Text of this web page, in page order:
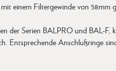
einem Filtergewinde von
der Serien BALPRO und BAL-
Entsprechende Anschlußringe